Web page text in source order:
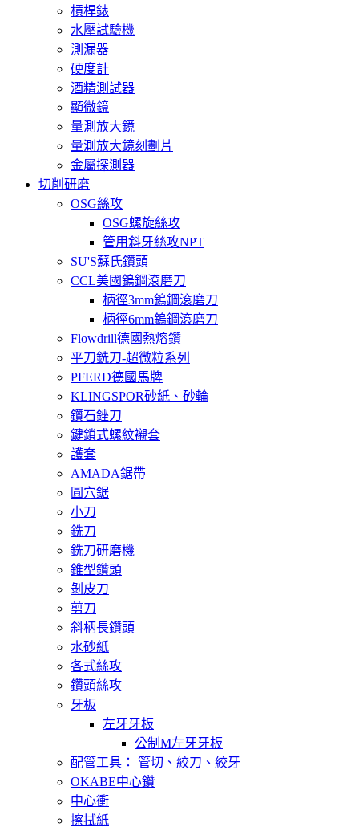
槓桿錶
水壓試驗機
測漏器
硬度計
酒精測試器
顯微鏡
量測放大鏡
量測放大鏡刻劃片
金屬探測器
切削研磨
OSG絲攻
OSG螺旋絲攻
管用斜牙絲攻NPT
SU'S蘇氏鑽頭
CCL美國鎢鋼滾磨刀
柄徑3mm鎢鋼滾磨刀
柄徑6mm鎢鋼滾磨刀
Flowdrill德國熱熔鑽
平刀銑刀-超微粒系列
PFERD德國馬牌
KLINGSPOR砂紙、砂輪
鑽石銼刀
鍵鎖式螺紋襯套
護套
AMADA鋸帶
圓穴鋸
小刀
銑刀
銑刀研磨機
錐型鑽頭
剝皮刀
剪刀
斜柄長鑽頭
水砂紙
各式絲攻
鑽頭絲攻
牙板
左牙牙板
公制M左牙牙板
配管工具： 管切、絞刀、絞牙
OKABE中心鑽
中心衝
擦拭紙